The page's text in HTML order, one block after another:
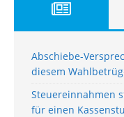
Abschiebe-
diesem
Steuereinnahmen
für einen